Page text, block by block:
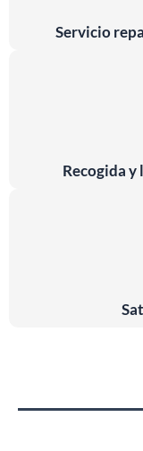
Servicio
Recogida y